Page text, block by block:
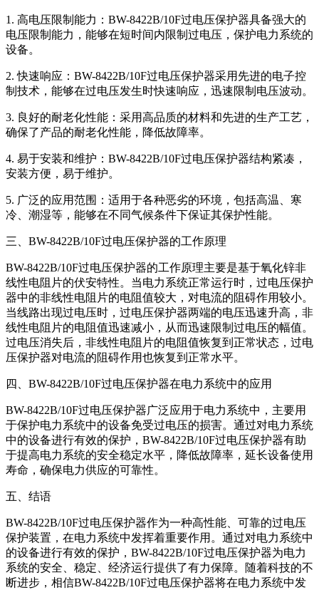
1. 高电压限制能力：BW-8422B/10F过电压保护器具备强大的
电压限制能力，能够在短时间内限制过电压，保护电力系统的
设备。
2. 快速响应：BW-8422B/10F过电压保护器采用先进的电子控
制技术，能够在过电压发生时快速响应，迅速限制电压波动。
3. 良好的耐老化性能：采用高品质的材料和先进的生产工艺，
确保了产品的耐老化性能，降低故障率。
4. 易于安装和维护：BW-8422B/10F过电压保护器结构紧凑，
安装方便，易于维护。
5. 广泛的应用范围：适用于各种恶劣的环境，包括高温、寒
冷、潮湿等，能够在不同气候条件下保证其保护性能。
三、BW-8422B/10F过电压保护器的工作原理
BW-8422B/10F过电压保护器的工作原理主要是基于氧化锌非
线性电阻片的伏安特性。当电力系统正常运行时，过电压保护
器中的非线性电阻片的电阻值较大，对电流的阻碍作用较小。
当线路出现过电压时，过电压保护器两端的电压迅速升高，非
线性电阻片的电阻值迅速减小，从而迅速限制过电压的幅值。
过电压消失后，非线性电阻片的电阻值恢复到正常状态，过电
压保护器对电流的阻碍作用也恢复到正常水平。
四、BW-8422B/10F过电压保护器在电力系统中的应用
BW-8422B/10F过电压保护器广泛应用于电力系统中，主要用
于保护电力系统中的设备免受过电压的损害。通过对电力系统
中的设备进行有效的保护，BW-8422B/10F过电压保护器有助
于提高电力系统的安全稳定水平，降低故障率，延长设备使用
寿命，确保电力供应的可靠性。
五、结语
BW-8422B/10F过电压保护器作为一种高性能、可靠的过电压
保护装置，在电力系统中发挥着重要作用。通过对电力系统中
的设备进行有效的保护，BW-8422B/10F过电压保护器为电力
系统的安全、稳定、经济运行提供了有力保障。随着科技的不
断进步，相信BW-8422B/10F过电压保护器将在电力系统中发